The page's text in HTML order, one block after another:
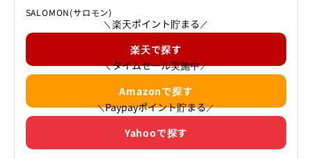
SALOMON(サロモン)
＼ 楽天ポイント貯まる ／
楽天で探す
＼タイムセール実施中／
Amazonで探す
＼Paypayポイント貯まる／
Yahooで探す